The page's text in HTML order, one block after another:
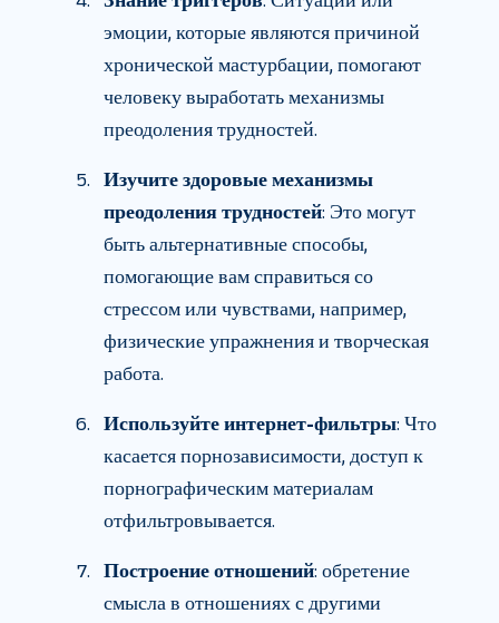
эмоции, которые являются причиной
хронической мастурбации, помогают
человеку выработать механизмы
преодоления трудностей.
Изучите здоровые механизмы
преодоления трудностей: Это могут
быть альтернативные способы,
помогающие вам справиться со
стрессом или чувствами, например,
физические упражнения и творческая
работа.
Используйте интернет-фильтры: Что
касается порнозависимости, доступ к
порнографическим материалам
отфильтровывается.
Построение отношений: обретение
смысла в отношениях с другими